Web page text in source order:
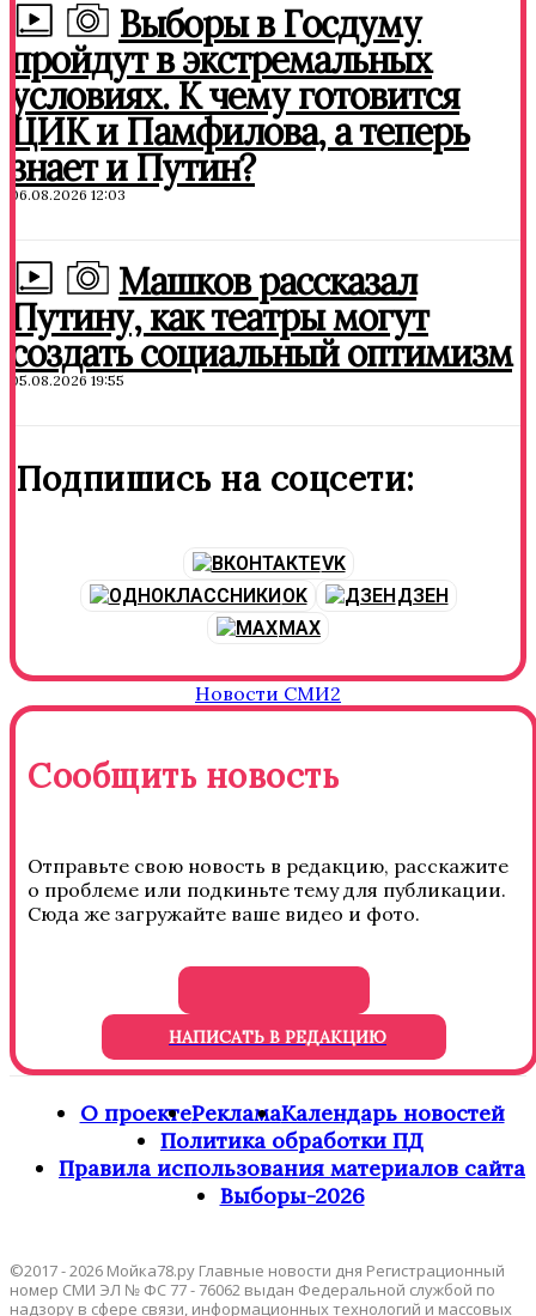
Выборы в Госдуму
пройдут в экстремальных
условиях. К чему готовится
ЦИК и Памфилова, а теперь
знает и Путин?
06.08.2026 12:03
Машков рассказал
Путину, как театры могут
создать социальный оптимизм
05.08.2026 19:55
Подпишись на соцсети:
VK
OK
ДЗЕН
MAX
Новости СМИ2
Сообщить новость
Отправьте свою новость в редакцию, расскажите
о проблеме или подкиньте тему для публикации.
Сюда же загружайте ваше видео и фото.
НАПИСАТЬ В РЕДАКЦИЮ
О проектеРекламаКалендарь новостей
Политика обработки ПД
Правила использования материалов сайта
Выборы-2026
©2017 - 2026 Мойка78.ру Главные новости дня Регистрационный
номер СМИ ЭЛ № ФС 77 - 76062 выдан Федеральной службой по
надзору в сфере связи, информационных технологий и массовых